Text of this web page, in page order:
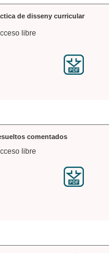
de disseny curricular
libre
comentados
libre